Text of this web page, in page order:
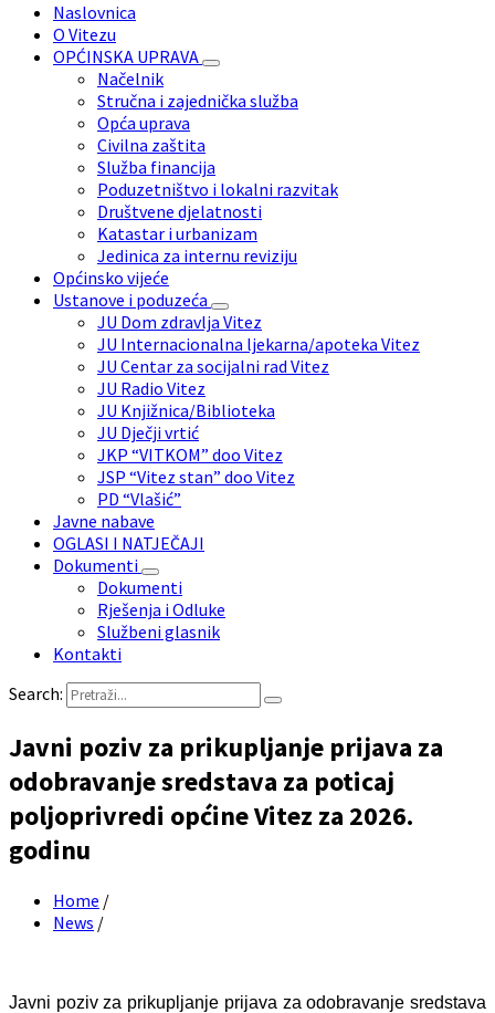
Naslovnica
O Vitezu
OPĆINSKA UPRAVA
Načelnik
Stručna i zajednička služba
Opća uprava
Civilna zaštita
Služba financija
Poduzetništvo i lokalni razvitak
Društvene djelatnosti
Katastar i urbanizam
Jedinica za internu reviziju
Općinsko vijeće
Ustanove i poduzeća
JU Dom zdravlja Vitez
JU Internacionalna ljekarna/apoteka Vitez
JU Centar za socijalni rad Vitez
JU Radio Vitez
JU Knjižnica/Biblioteka
JU Dječji vrtić
JKP “VITKOM” doo Vitez
JSP “Vitez stan” doo Vitez
PD “Vlašić”
Javne nabave
OGLASI I NATJEČAJI
Dokumenti
Dokumenti
Rješenja i Odluke
Službeni glasnik
Kontakti
Search:
Javni poziv za prikupljanje prijava za
odobravanje sredstava za poticaj
poljoprivredi općine Vitez za 2026.
godinu
Home /
News /
Javni poziv za prikupljanje prijava za odobravanje sredstava